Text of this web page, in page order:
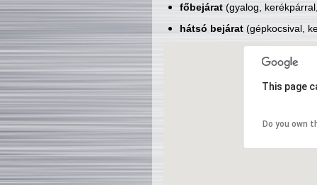
főbejárat(gyalog,
hátsó bejárat(gépkocsival,
This page
Do you own